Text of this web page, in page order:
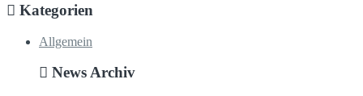
Kategorien
Allgemein
News Archiv